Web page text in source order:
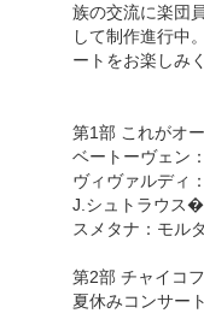
族の交流に楽団
して制作進行中
ートをお楽しみ
第1部 これがオ
ベートーヴェン
ヴィヴァルディ
J.シュトラウス
スメタナ：モル
第2部 チャイコ
夏休みコンサー